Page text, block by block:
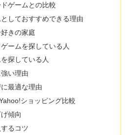
ゲームとの比較
しておすすめできる理由
きの家庭
ームを探している人
探している人
い理由
最適な理由
ショッピング比較
傾向
るコツ